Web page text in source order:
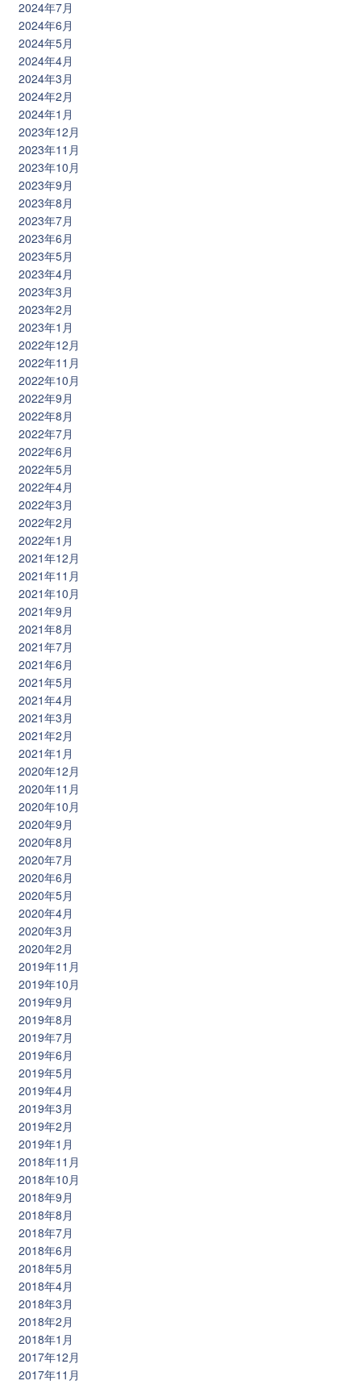
2024年7月
2024年6月
2024年5月
2024年4月
2024年3月
2024年2月
2024年1月
2023年12月
2023年11月
2023年10月
2023年9月
2023年8月
2023年7月
2023年6月
2023年5月
2023年4月
2023年3月
2023年2月
2023年1月
2022年12月
2022年11月
2022年10月
2022年9月
2022年8月
2022年7月
2022年6月
2022年5月
2022年4月
2022年3月
2022年2月
2022年1月
2021年12月
2021年11月
2021年10月
2021年9月
2021年8月
2021年7月
2021年6月
2021年5月
2021年4月
2021年3月
2021年2月
2021年1月
2020年12月
2020年11月
2020年10月
2020年9月
2020年8月
2020年7月
2020年6月
2020年5月
2020年4月
2020年3月
2020年2月
2019年11月
2019年10月
2019年9月
2019年8月
2019年7月
2019年6月
2019年5月
2019年4月
2019年3月
2019年2月
2019年1月
2018年11月
2018年10月
2018年9月
2018年8月
2018年7月
2018年6月
2018年5月
2018年4月
2018年3月
2018年2月
2018年1月
2017年12月
2017年11月